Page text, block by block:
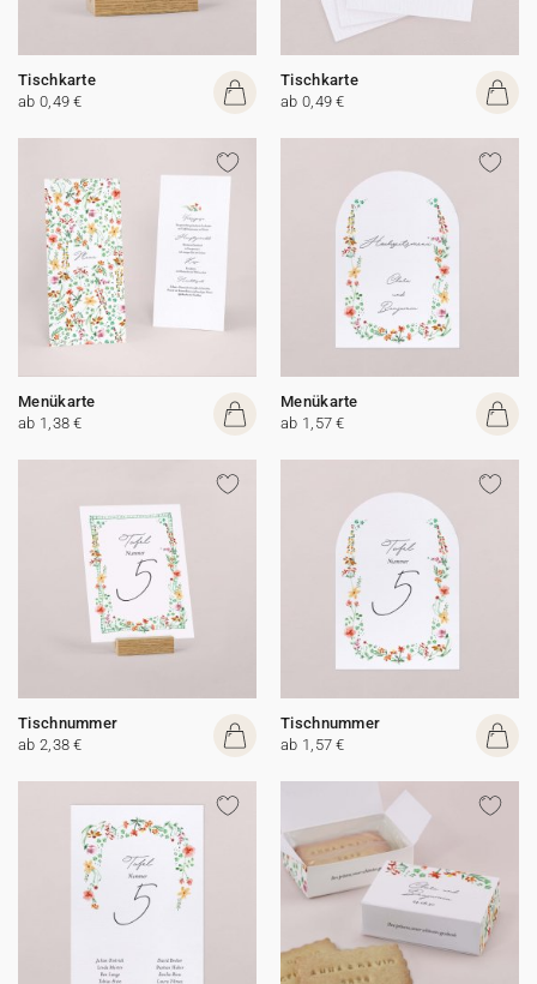
Tischkarte
ab 0,49 €
Tischkarte
ab 0,49 €
Menükarte
ab 1,38 €
Menükarte
ab 1,57 €
Tischnummer
ab 2,38 €
Tischnummer
ab 1,57 €